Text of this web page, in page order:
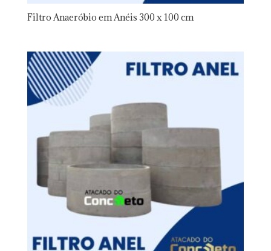
Filtro Anaeróbio em Anéis 300 x 100 cm